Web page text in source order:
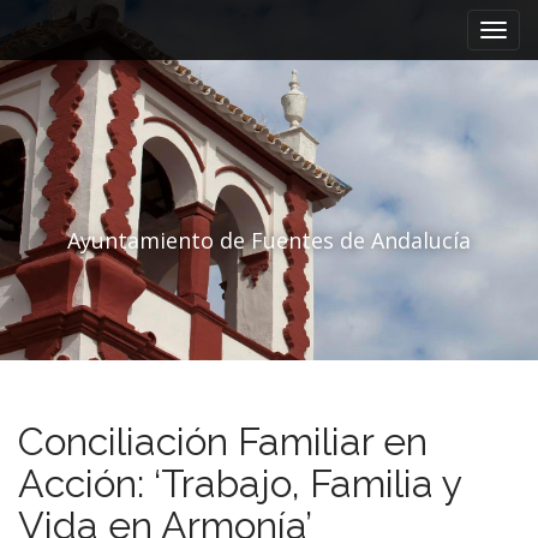
Menú principal
Saltar al contenido
Ayuntamiento de Fuentes de Andalucía
Conciliación Familiar en
Acción: ‘Trabajo, Familia y
Vida en Armonía’